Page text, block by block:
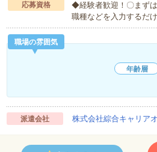
応募資格
◆経験者歓迎！〇まず
職種などを入力するだ
職場の雰囲気
年齢層
派遣会社 株式会社綜合キャリア